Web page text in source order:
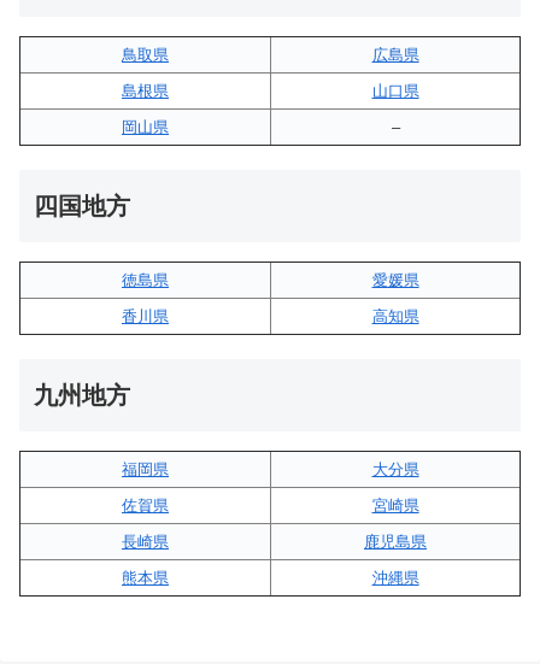
鳥取県
広島県
島根県
山口県
岡山県
–
四国地方
徳島県
愛媛県
香川県
高知県
九州地方
福岡県
大分県
佐賀県
宮崎県
長崎県
鹿児島県
熊本県
沖縄県